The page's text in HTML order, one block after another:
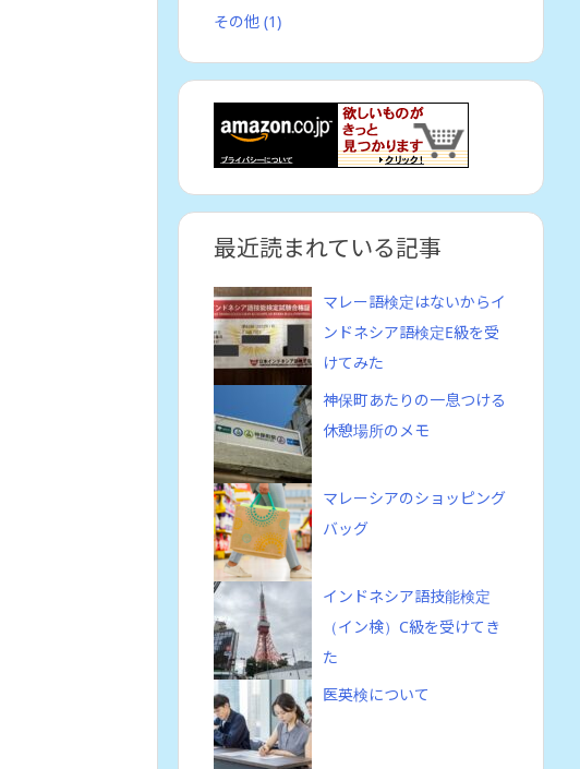
その他 (1)
最近読まれている記事
マレー語検定はないからイ
ンドネシア語検定E級を受
けてみた
神保町あたりの一息つける
休憩場所のメモ
マレーシアのショッピング
バッグ
インドネシア語技能検定
（イン検）C級を受けてき
た
医英検について